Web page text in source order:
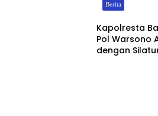
Berita
Kapolresta
Pol Warsono
dengan